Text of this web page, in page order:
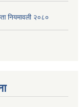
नियमावली २०८०